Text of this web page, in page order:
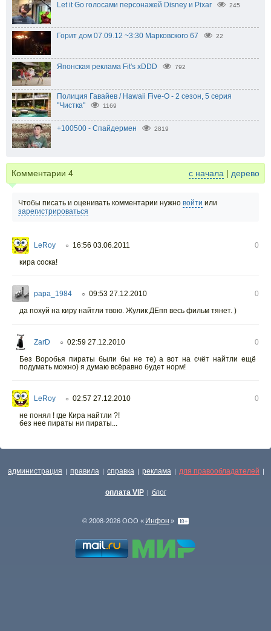
Let it Go голосами персонажей Disney и Pixar 245
Горит дом 07.09.12 ~3:30 Марковского 67 22
Японская реклама Fit's xDDD 792
Полиция Гавайев / Hawaii Five-O - 2 сезон, 5 серия
"Чистка"
1169
+100500 - Спайдермен 2819
Комментарии 4 с начала | дерево
Чтобы писать и оценивать комментарии нужно войти или
зарегистрироваться
LeRoy ○ 16:56 03.06.2011
0
кира соска!
papa_1984 ○ 09:53 27.12.2010
0
да похуй на киру найтли твою. Жулик ДЕпп весь фильм тянет. )
ZarD ○ 02:59 27.12.2010
0
Без Воробья пираты были бы не те) а вот на счёт найтли ещё
подумать можно) я думаю всёравно будет норм!
LeRoy ○ 02:57 27.12.2010
0
не понял ! где Кира найтли ?!
без нее пираты ни пираты...
администрация | правила | справка | реклама | для правообладателей |
оплата VIP | блог
© 2008-2026 ООО « Инфон »